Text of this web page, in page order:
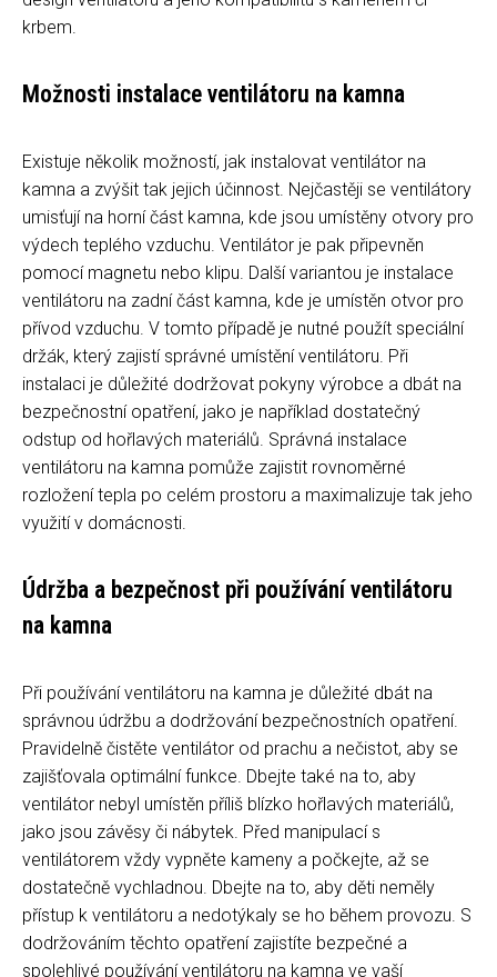
krbem.
Možnosti instalace ventilátoru na kamna
Existuje několik možností, jak instalovat ventilátor na
kamna a zvýšit tak jejich účinnost. Nejčastěji se ventilátory
umisťují na horní část kamna, kde jsou umístěny otvory pro
výdech teplého vzduchu. Ventilátor je pak připevněn
pomocí magnetu nebo klipu. Další variantou je instalace
ventilátoru na zadní část kamna, kde je umístěn otvor pro
přívod vzduchu. V tomto případě je nutné použít speciální
držák, který zajistí správné umístění ventilátoru. Při
instalaci je důležité dodržovat pokyny výrobce a dbát na
bezpečnostní opatření, jako je například dostatečný
odstup od hořlavých materiálů. Správná instalace
ventilátoru na kamna pomůže zajistit rovnoměrné
rozložení tepla po celém prostoru a maximalizuje tak jeho
využití v domácnosti.
Údržba a bezpečnost při používání ventilátoru
na kamna
Při používání ventilátoru na kamna je důležité dbát na
správnou údržbu a dodržování bezpečnostních opatření.
Pravidelně čistěte ventilátor od prachu a nečistot, aby se
zajišťovala optimální funkce. Dbejte také na to, aby
ventilátor nebyl umístěn příliš blízko hořlavých materiálů,
jako jsou závěsy či nábytek. Před manipulací s
ventilátorem vždy vypněte kameny a počkejte, až se
dostatečně vychladnou. Dbejte na to, aby děti neměly
přístup k ventilátoru a nedotýkaly se ho během provozu. S
dodržováním těchto opatření zajistíte bezpečné a
spolehlivé používání ventilátoru na kamna ve vaší